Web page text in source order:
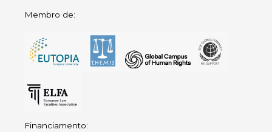
Membro de:
Financiamento: